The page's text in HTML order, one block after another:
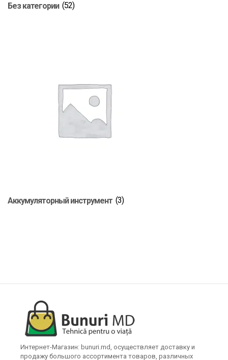
Без категории (52)
Аккумуляторный инструмент (3)
Интернет-Магазин: bunuri.md, осуществляет доставку и
продажу большого ассортимента товаров, различных